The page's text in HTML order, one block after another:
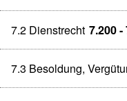
7.2 Dienstrecht 7.200 -
7.3 Besoldung,